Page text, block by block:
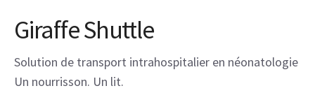
Giraffe Shuttle
Solution de transport intrahospitalier en néonatologie
Un nourrisson. Un lit.